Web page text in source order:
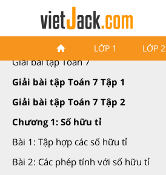
LỚP 1 LỚP 2
Giải Toán 7 Chân trời sáng tạo
Giải bài tập Toán 7
Giải bài tập Toán 7 Tập 1
Giải bài tập Toán 7 Tập 2
Chương 1: Số hữu tỉ
Bài 1: Tập hợp các số hữu tỉ
Bài 2: Các phép tính với số hữu tỉ